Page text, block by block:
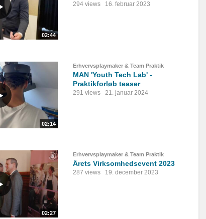
02:44
294 views 16. februar 2023
02:14
Erhvervsplaymaker & Team Praktik
MAN 'Youth Tech Lab' -
Praktikforløb teaser
291 views 21. januar 2024
02:27
Erhvervsplaymaker & Team Praktik
Årets Virksomhedsevent 2023
287 views 19. december 2023